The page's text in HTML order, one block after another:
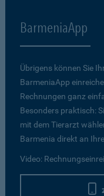
BarmeniaApp
Übrigens können Sie
BarmeniaApp
Rechnungen ganz
Besonders praktisch:
mit dem Tierarzt
Barmenia direkt an
Video: